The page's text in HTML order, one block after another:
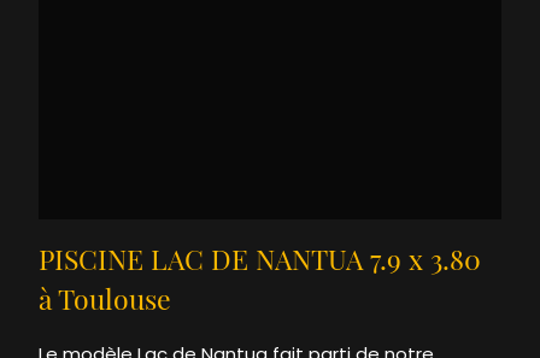
PISCINE LAC DE NANTUA 7.9 x 3.80
à Toulouse